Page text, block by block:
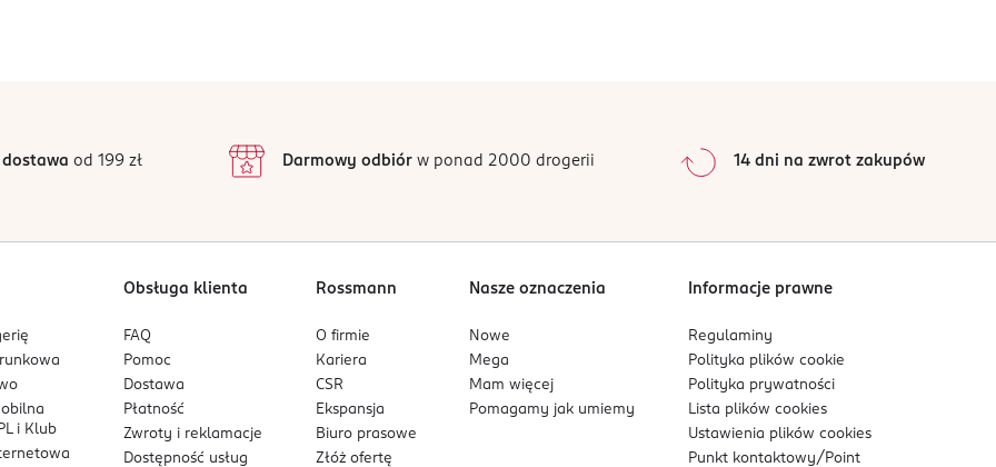
od 199 zł Darmowy odbiórw ponad 2000 drogerii 14 dni na zwrot zakupów
i Klub
Obsługa klienta
FAQ
Pomoc
Dostawa
Płatność
Zwroty i reklamacje
Dostępność usług
Rossmann
O firmie
Kariera
CSR
Ekspansja
Biuro prasowe
Złóż ofertę
Nasze oznaczenia
Nowe
Mega
Mam więcej
Pomagamy jak umiemy
Informacje prawne
Regulaminy
Polityka plikówcookie
Polityka prywatności
Lista plikówcookies
Ustawienia plikówcookies
Punkt kontaktowy/ Point